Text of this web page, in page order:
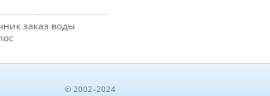
заказ воды
© 2002–2024